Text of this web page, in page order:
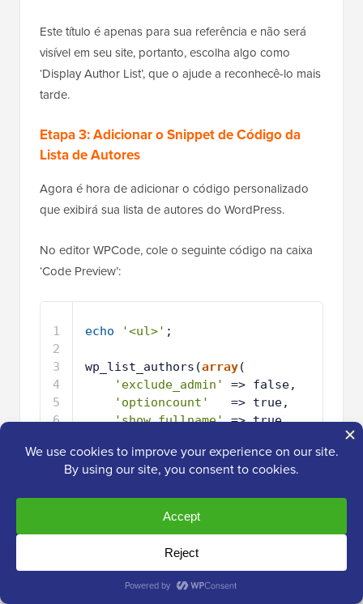
Este título é apenas para sua referência e não será
visível em seu site, portanto, escolha algo como
‘Display Author List’, que o ajude a reconhecê-lo mais
tarde.
Etapa 3: Adicionar o Snippet de Código da
Lista de Autores
Agora é hora de adicionar o código personalizado
que exibirá sua lista de autores do WordPress.
No editor WPCode, cole o seguinte código na caixa
‘Code Preview’:
1
2
3
4
5
6
8
echo '<ul>' ;
wp_list_authors(array(
'exclude_admin'
=> false,
'optioncount'
=> true,
'show_fullname' => true,
));
Hospedado com ❤️ por
Uso em 1 clique no